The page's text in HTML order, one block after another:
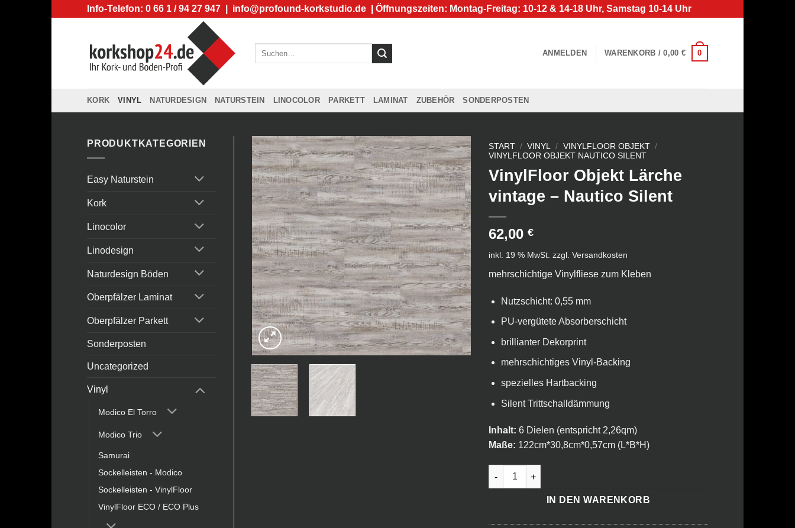
Info-Telefon: 0 66 1 / 94 27 947 | info@profound-korkstudio.de | Öffnungszeiten: Montag-Freitag: 10-12 & 14-18 Uhr, Samstag 10-14 Uhr
ANMELDEN WARENKORB /0,00 € 0
KORK VINYL NATURDESIGN NATURSTEIN LINOCOLOR PARKETT LAMINAT ZUBEHÖR SONDERPOSTEN
PRODUKTKATEGORIEN
Easy Naturstein
Kork
Linocolor
Linodesign
Naturdesign Böden
Oberpfälzer Laminat
Oberpfälzer Parkett
Sonderposten
Uncategorized
Vinyl
Modico El Torro
Modico Trio
Samurai
Sockelleisten - Modico
Sockelleisten - VinylFloor
VinylFloor ECO / ECO Plus
START / VINYL / VINYLFLOOR OBJEKT /
VINYLFLOOR OBJEKT NAUTICO SILENT
VinylFloor Objekt Lärche
vintage – Nautico Silent
62,00€
inkl. 19 % MwSt. zzgl.Versandkosten
mehrschichtige Vinylfliese zum Kleben
Nutzschicht: 0,55 mm
PU-vergütete Absorberschicht
brillianter Dekorprint
mehrschichtiges Vinyl-Backing
spezielles Hartbacking
Silent Trittschalldämmung
Inhalt: 6 Dielen (entspricht 2,26qm)
Maße: 122cm*30,8cm*0,57cm (L*B*H)
VinylFloor Objekt Lärche vintage - Nautico Silent Menge
IN DEN WARENKORB